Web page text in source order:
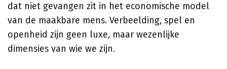
dat niet gevangen zit in het economische model
van de maakbare mens. Verbeelding, spel en
openheid zijn geen luxe, maar wezenlijke
dimensies van wie we zijn.